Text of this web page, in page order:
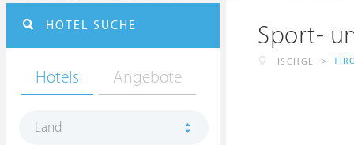
Sport-
ISCHGL >
HOTEL SUCHE
Hotels Angebote
Land